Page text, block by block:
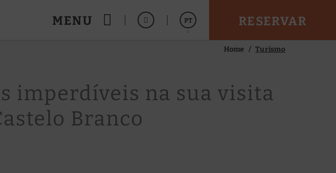
MENU PT RESERVAR
Home Turismo
imperdíveis na sua visita
Branco